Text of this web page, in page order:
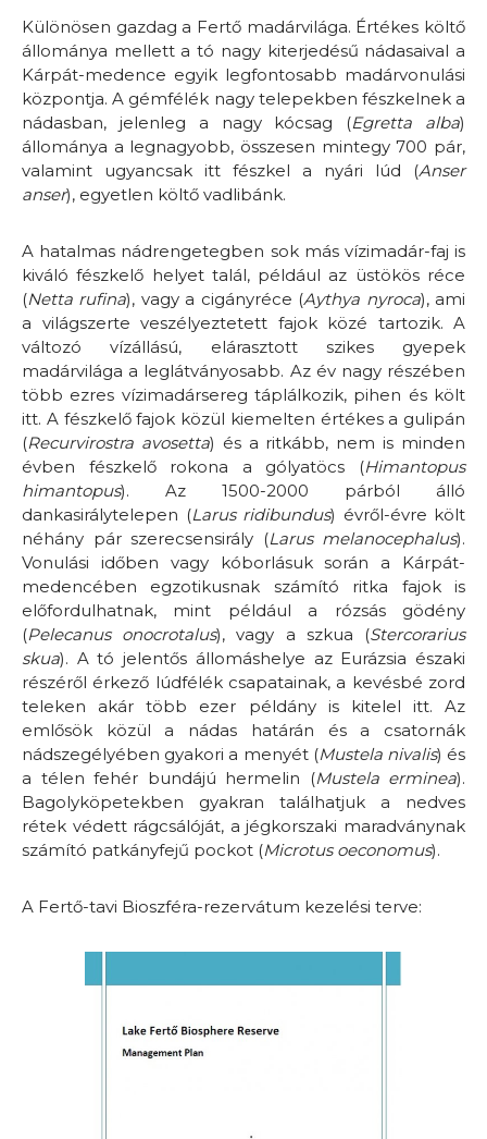
Különösen gazdag a Fertő madárvilága. Értékes költő
állománya mellett a tó nagy kiterjedésű nádasaival a
Kárpát-medence egyik legfontosabb madárvonulási
központja. A gémfélék nagy telepekben fészkelnek a
nádasban, jelenleg a nagy kócsag (Egretta alba)
állománya a legnagyobb, összesen mintegy 700 pár,
valamint ugyancsak itt fészkel a nyári lúd (Anser
anser), egyetlen költő vadlibánk.
A hatalmas nádrengetegben sok más vízimadár-faj is
kiváló fészkelő helyet talál, például az üstökös réce
(Netta rufina), vagy a cigányréce (Aythya nyroca), ami
a világszerte veszélyeztetett fajok közé tartozik. A
változó vízállású, elárasztott szikes gyepek
madárvilága a leglátványosabb. Az év nagy részében
több ezres vízimadársereg táplálkozik, pihen és költ
itt. A fészkelő fajok közül kiemelten értékes a gulipán
(Recurvirostra avosetta) és a ritkább, nem is minden
évben fészkelő rokona a gólyatöcs (Himantopus
himantopus). Az 1500-2000 párból álló
dankasirálytelepen (Larus ridibundus) évről-évre költ
néhány pár szerecsensirály (Larus melanocephalus).
Vonulási időben vagy kóborlásuk során a Kárpát-
medencében egzotikusnak számító ritka fajok is
előfordulhatnak, mint például a rózsás gödény
(Pelecanus onocrotalus), vagy a szkua (Stercorarius
skua). A tó jelentős állomáshelye az Eurázsia északi
részéről érkező lúdfélék csapatainak, a kevésbé zord
teleken akár több ezer példány is kitelel itt. Az
emlősök közül a nádas határán és a csatornák
nádszegélyében gyakori a menyét (Mustela nivalis) és
a télen fehér bundájú hermelin (Mustela erminea).
Bagolyköpetekben gyakran találhatjuk a nedves
rétek védett rágcsálóját, a jégkorszaki maradványnak
számító patkányfejű pockot (Microtus oeconomus).
A Fertő-tavi Bioszféra-rezervátum kezelési terve: